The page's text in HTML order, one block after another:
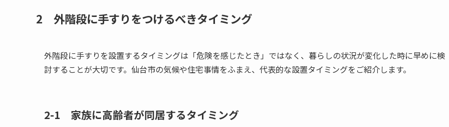
2 外階段に手すりをつけるべきタイミング
外階段に手すりを設置するタイミングは「危険を感じたとき」ではなく、暮らしの状況が変化した時に早めに検
討することが大切です。仙台市の気候や住宅事情をふまえ、代表的な設置タイミングをご紹介します。
2-1 家族に高齢者が同居するタイミング